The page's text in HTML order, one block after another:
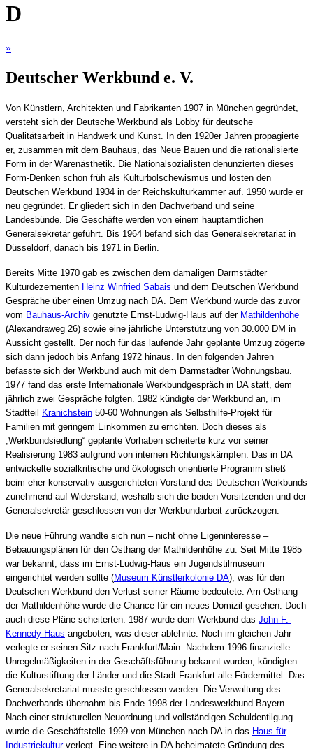
D
»
Deutscher Werkbund e. V.
Von Künstlern, Architekten und Fabrikanten 1907 in München gegründet,
versteht sich der Deutsche Werkbund als Lobby für deutsche
Qualitätsarbeit in Handwerk und Kunst. In den 1920er Jahren propagierte
er, zusammen mit dem Bauhaus, das Neue Bauen und die rationalisierte
Form in der Warenästhetik. Die Nationalsozialisten denunzierten dieses
Form-Denken schon früh als Kulturbolschewismus und lösten den
Deutschen Werkbund 1934 in der Reichskulturkammer auf. 1950 wurde er
neu gegründet. Er gliedert sich in den Dachverband und seine
Landesbünde. Die Geschäfte werden von einem hauptamtlichen
Generalsekretär geführt. Bis 1964 befand sich das Generalsekretariat in
Düsseldorf, danach bis 1971 in Berlin.
Bereits Mitte 1970 gab es zwischen dem damaligen Darmstädter
Kulturdezernenten Heinz Winfried Sabais und dem Deutschen Werkbund
Gespräche über einen Umzug nach DA. Dem Werkbund wurde das zuvor
vom Bauhaus-Archiv genutzte Ernst-Ludwig-Haus auf der Mathildenhöhe
(Alexandraweg 26) sowie eine jährliche Unterstützung von 30.000 DM in
Aussicht gestellt. Der noch für das laufende Jahr geplante Umzug zögerte
sich dann jedoch bis Anfang 1972 hinaus. In den folgenden Jahren
befasste sich der Werkbund auch mit dem Darmstädter Wohnungsbau.
1977 fand das erste Internationale Werkbundgespräch in DA statt, dem
jährlich zwei Gespräche folgten. 1982 kündigte der Werkbund an, im
Stadtteil Kranichstein 50-60 Wohnungen als Selbsthilfe-Projekt für
Familien mit geringem Einkommen zu errichten. Doch dieses als
„Werkbundsiedlung“ geplante Vorhaben scheiterte kurz vor seiner
Realisierung 1983 aufgrund von internen Richtungskämpfen. Das in DA
entwickelte sozialkritische und ökologisch orientierte Programm stieß
beim eher konservativ ausgerichteten Vorstand des Deutschen Werkbunds
zunehmend auf Widerstand, weshalb sich die beiden Vorsitzenden und der
Generalsekretär geschlossen von der Werkbundarbeit zurückzogen.
Die neue Führung wandte sich nun – nicht ohne Eigeninteresse –
Bebauungsplänen für den Osthang der Mathildenhöhe zu. Seit Mitte 1985
war bekannt, dass im Ernst-Ludwig-Haus ein Jugendstilmuseum
eingerichtet werden sollte (Museum Künstlerkolonie DA), was für den
Deutschen Werkbund den Verlust seiner Räume bedeutete. Am Osthang
der Mathildenhöhe wurde die Chance für ein neues Domizil gesehen. Doch
auch diese Pläne scheiterten. 1987 wurde dem Werkbund das John-F.-
Kennedy-Haus angeboten, was dieser ablehnte. Noch im gleichen Jahr
verlegte er seinen Sitz nach Frankfurt/Main. Nachdem 1996 finanzielle
Unregelmäßigkeiten in der Geschäftsführung bekannt wurden, kündigten
die Kulturstiftung der Länder und die Stadt Frankfurt alle Fördermittel. Das
Generalsekretariat musste geschlossen werden. Die Verwaltung des
Dachverbands übernahm bis Ende 1998 der Landeswerkbund Bayern.
Nach einer strukturellen Neuordnung und vollständigen Schuldentilgung
wurde die Geschäftstelle 1999 von München nach DA in das Haus für
Industriekulturverlegt. Eine weitere in DA beheimatete Gründung des